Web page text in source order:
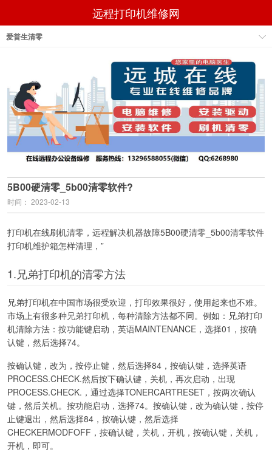
远程打印机维修网
爱普生清零
5B00硬清零_5b00清零软件?
时间： 2023-02-13
打印机在线刷机清零，远程解决机器故障5B00硬清零_5b00清零软件
打印机维护箱怎样清理，”
1.兄弟打印机的清零方法
兄弟打印机在中国市场很受欢迎，打印效果很好，使用起来也不难。
市场上有很多种兄弟打印机，每种清除方法都不同。例如：兄弟打印
机清除方法：按功能键启动，英语MAINTENANCE，选择01，按确
认键，然后选择74。
按确认键，改为，按停止键，然后选择84，按确认键，选择英语
PROCESS.CHECK.然后按下确认键，关机，再次启动，出现
PROCESS.CHECK.，通过选择TONERCARTRESET，按两次确认
键，然后关机。按功能启动，选择74。按确认键，改为确认键，按停
止键退出，然后选择84，按确认键，然后选择
CHECKERMODFOFF，按确认键，关机，开机，按确认键，关机，
开机，即可。